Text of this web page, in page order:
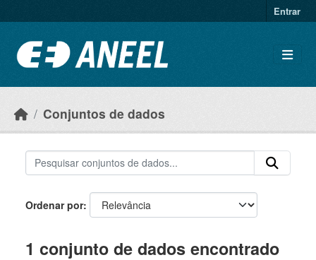
Entrar
Conjuntos de dados
Ordenar por
1 conjunto de dados encontrado